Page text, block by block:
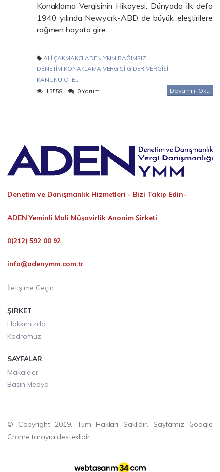
Konaklama Vergisinin Hikayesi: Dünyada ilk defa
1940 yılında Newyork-ABD de büyük eleştirilere
rağmen hayata gire…
ALİ ÇAKMAKCI,ADEN YMM,BAĞIMSIZ
DENETİM,KONAKLAMA VERGİSİ,GİDER VERGİSİ
KANUNU,OTEL
13558
0 Yorum Devamını Oku
Denetim ve Danışmanlık Hizmetleri - Bizi Takip Edin-
ADEN Yeminli Mali Müşavirlik Anonim Şirketi
0(212) 592 00 92
info@adenymm.com.tr
İletişime Geçin
ŞIRKET
Hakkımızda
Kadromuz
SAYFALAR
Makaleler
Basın Medya
© Copyright 2019. Tüm Hakları Saklıdır. Sayfamız Google
Crome tarayıcı desteklidir.